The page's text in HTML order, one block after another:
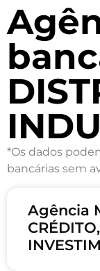
*Os dados
bancárias sem
Agência